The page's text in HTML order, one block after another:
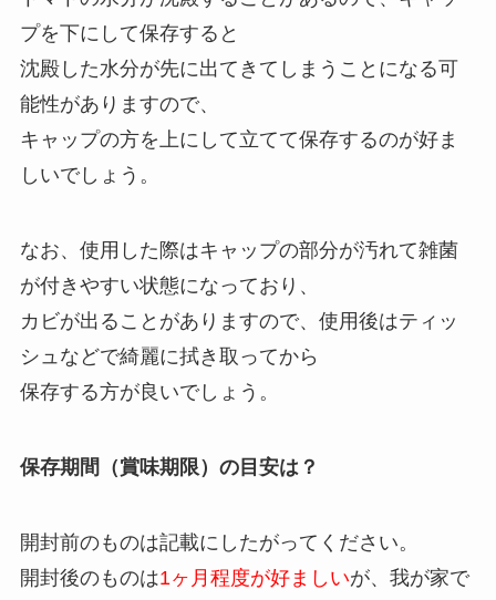
プを下にして保存すると
沈殿した水分が先に出てきてしまうことになる可
能性がありますので、
キャップの方を上にして立てて保存するのが好ま
しいでしょう。
なお、使用した際はキャップの部分が汚れて雑菌
が付きやすい状態になっており、
カビが出ることがありますので、使用後はティッ
シュなどで綺麗に拭き取ってから
保存する方が良いでしょう。
保存期間（賞味期限）の目安は？
開封前のものは記載にしたがってください。
開封後のものは1ヶ月程度が好ましいが、我が家で